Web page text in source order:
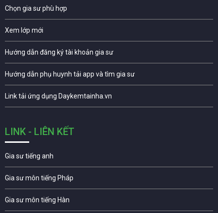
Chọn gia sư phù hợp
Xem lớp mới
Hướng dẫn đăng ký tài khoản gia sư
Hướng dẫn phụ huynh tải app và tìm gia sư
Link tải ứng dụng Daykemtainha.vn
LINK - LIÊN KẾT
Gia sư tiếng anh
Gia sư môn tiếng Pháp
Gia sư môn tiếng Hàn